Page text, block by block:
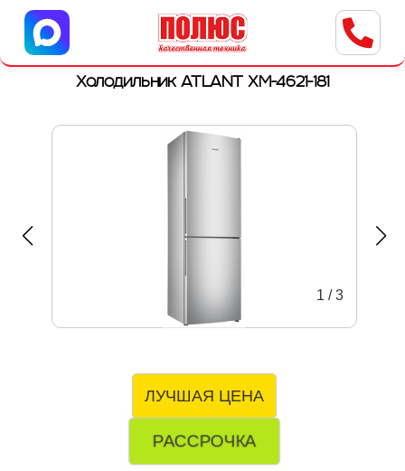
Центр бытовой техники
г. Ульяновск, ул. Пушкарева, 8a
Холодильник ATLANT ХМ-4621-181
1 /3
ЛУЧШАЯ ЦЕНА
РАССРОЧКА